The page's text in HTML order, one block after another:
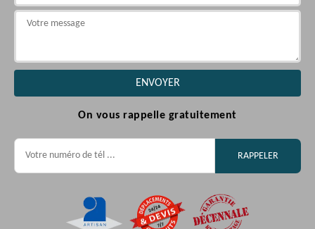
On vous rappelle gratuitement